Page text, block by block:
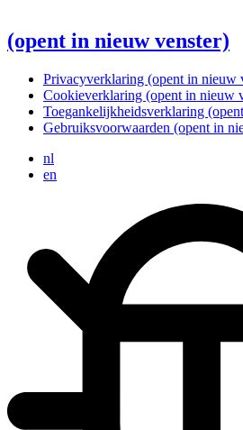
(opent in nieuw venster)
Privacyverklaring (opent in nieuw
Cookieverklaring (opent in nieuw
Toegankelijkheidsverklaring
Gebruiksvoorwaarden (opent in
nl
en